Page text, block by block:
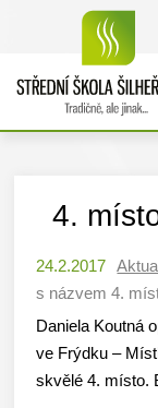
4.
24.2.2017
s názvem 4.
Daniela Koutná
ve Frýdku –
skvělé 4. místo.